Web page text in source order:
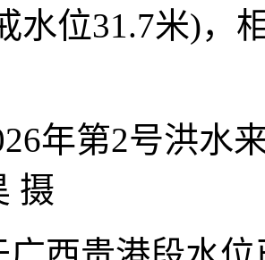
水位31.7米)，
年第2号洪水
摄